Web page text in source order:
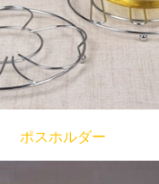
ポスホルダー